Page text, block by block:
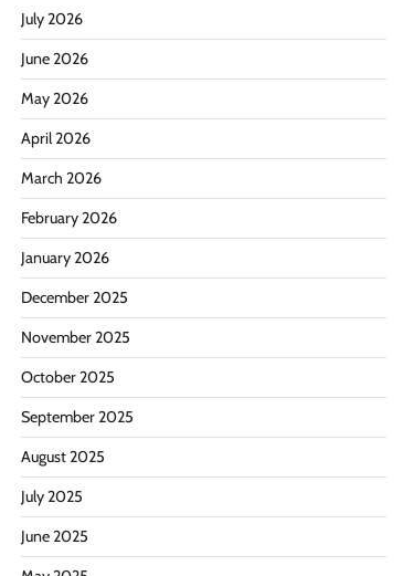
July 2026
June 2026
May 2026
April 2026
March 2026
February 2026
January 2026
December 2025
November 2025
October 2025
September 2025
August 2025
July 2025
June 2025